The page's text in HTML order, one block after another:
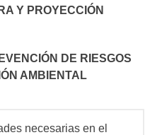
Y PROYECCIÓN
DE RIESGOS
AMBIENTAL
necesarias en el